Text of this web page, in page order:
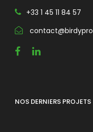
+33 1 45 11 84 57
NOS DERNIERS PROJETS